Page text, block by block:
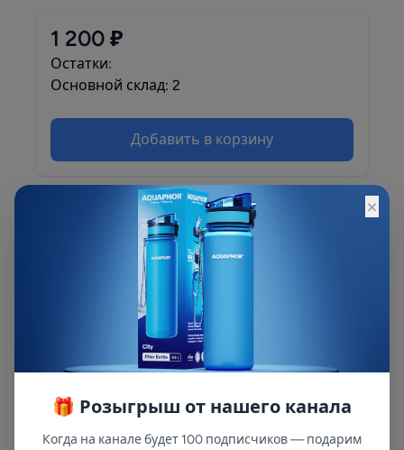
1 200 ₽
Остатки:
Основной склад: 2
Добавить в корзину
для хол.воды; латунные вставки; ключ,
кронштейн, крепление, упаковка; без
×
🎁 Розыгрыш от нашего канала
Когда на канале будет 100 подписчиков — подарим